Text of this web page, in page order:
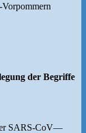
Vorpommern
der Begriffe
SARS-CoV—